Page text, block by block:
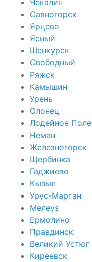
Саяногорск
Ярцево
Ясный
Шенкурск
Свободный
Ряжск
Камышин
Урень
Олонец
Лодейное Поле
Неман
Железногорск
Щербинка
Гаджиево
Кызыл
Урус-Мартан
Мелеуз
Ермолино
Правдинск
Великий Устюг
Киреевск